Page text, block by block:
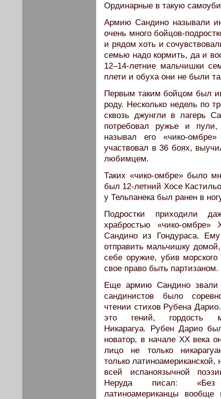
Ординарные в такую
Армию Сандино называли
очень много бойцов-
и рядом хоть и
семью надо кормить, да и
12–14-летние мальчишки
плети и обуха они не были
Первым таким бойцом был
роду. Несколько недель по
сквозь джунгли в лагерь
потребовал ружье и
называл его «чико-
участвовал в 36 боях,
любимцем.
Таких «чико-омбре» было
был 12-летний Хосе
у Тельпанека был ранен в
Подростки приходили
храбростью «чико-омбре»
Сандино из Гондураса.
отправить мальчишку
себе оружие, убив
свое право быть партизаном.
Еще армию Сандино звали
сандинистов было
чтении стихов Рубена
это гений, гордость
Никарагуа. Рубен Дарио
новатор, в начале ХХ века
лицо не только
только латиноамериканской,
всей испаноязычной
Неруда писал:
латиноамериканцы вообще